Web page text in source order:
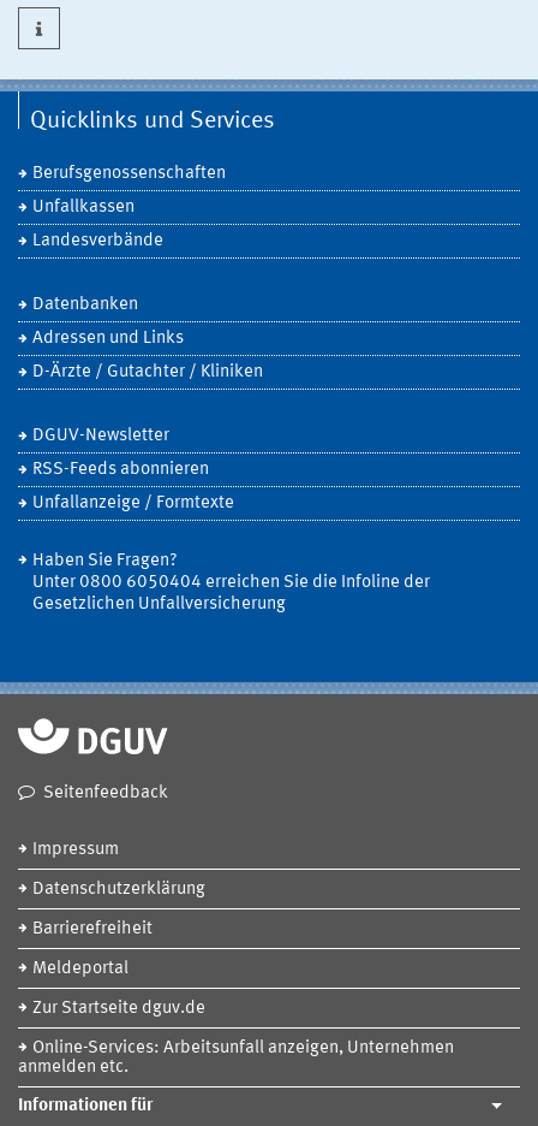
Quicklinks und Services
Berufsgenossenschaften
Unfallkassen
Landesverbände
Datenbanken
Adressen und Links
D-Ärzte / Gutachter / Kliniken
DGUV-Newsletter
RSS-Feeds abonnieren
Unfallanzeige / Formtexte
Haben Sie Fragen?
Unter 0800 6050404 erreichen Sie die Infoline der
Gesetzlichen Unfallversicherung
Seitenfeedback
Impressum
Datenschutzerklärung
Barrierefreiheit
Meldeportal
Zur Startseite dguv.de
Online-Services: Arbeitsunfall anzeigen, Unternehmen
anmelden etc.
Informationen für